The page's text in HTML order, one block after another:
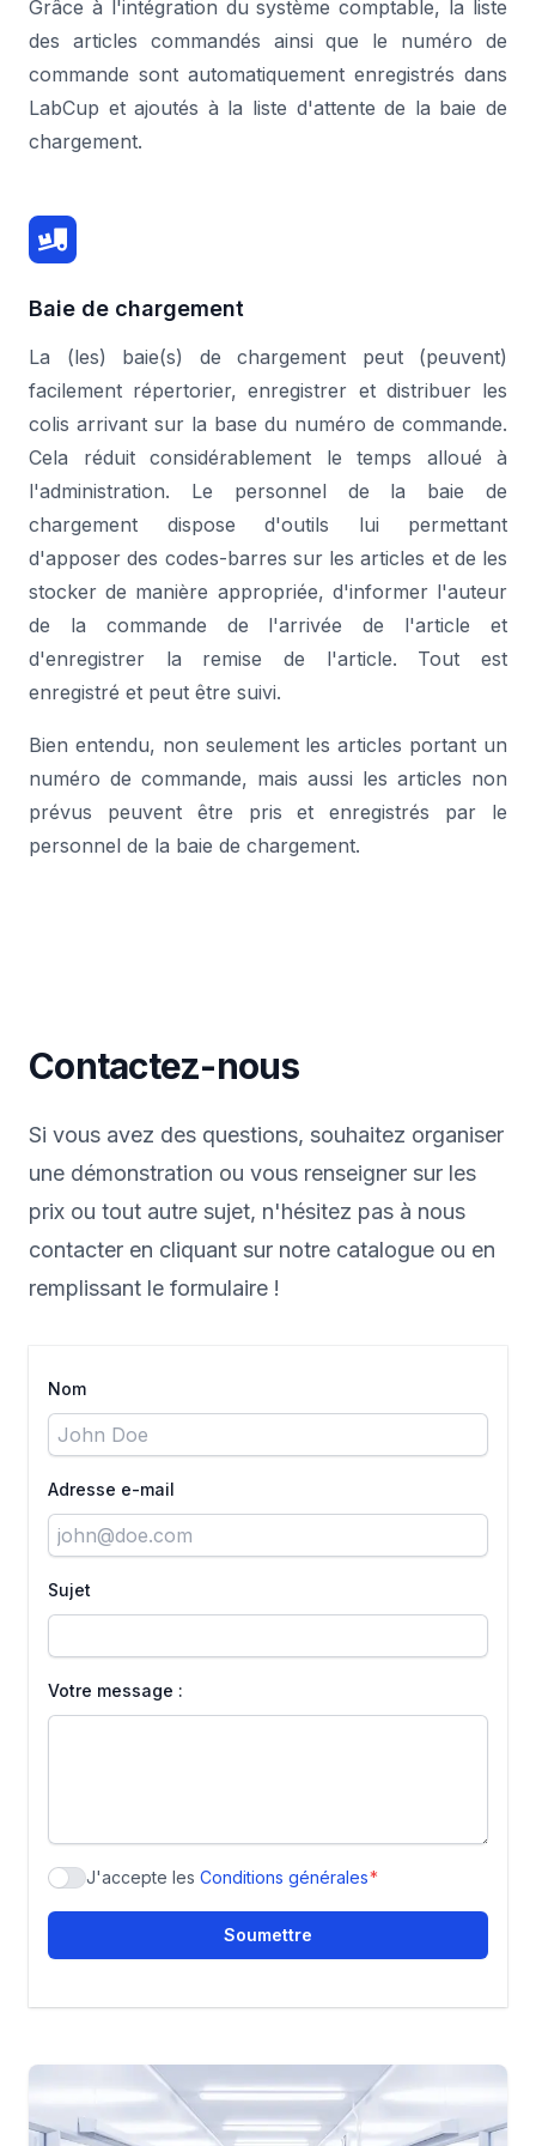
Grâce à l'intégration du système comptable, la liste
des articles commandés ainsi que le numéro de
commande sont automatiquement enregistrés dans
LabCup et ajoutés à la liste d'attente de la baie de
chargement.
Baie de chargement
La (les) baie(s) de chargement peut (peuvent)
facilement répertorier, enregistrer et distribuer les
colis arrivant sur la base du numéro de commande.
Cela réduit considérablement le temps alloué à
l'administration. Le personnel de la baie de
chargement dispose d'outils lui permettant
d'apposer des codes-barres sur les articles et de les
stocker de manière appropriée, d'informer l'auteur
de la commande de l'arrivée de l'article et
d'enregistrer la remise de l'article. Tout est
enregistré et peut être suivi.
Bien entendu, non seulement les articles portant un
numéro de commande, mais aussi les articles non
prévus peuvent être pris et enregistrés par le
personnel de la baie de chargement.
Contactez-nous
Si vous avez des questions, souhaitez organiser
une démonstration ou vous renseigner sur les
prix ou tout autre sujet, n'hésitez pas à nous
contacter en cliquant sur notre catalogue ou en
remplissant le formulaire !
Nom
Adresse e-mail
Sujet
Votre message :
Acceptation de la déclaration de confidentialité
J'accepte les Conditions générales*
Soumettre